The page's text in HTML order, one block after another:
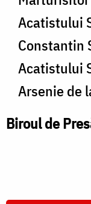
Acatistului
Constantin
Acatistului
Arsenie de
Biroul de